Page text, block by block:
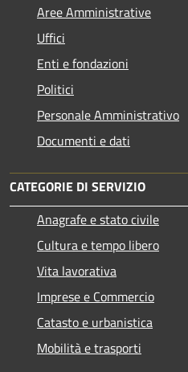
Aree Amministrative
Uffici
Enti e fondazioni
Politici
Personale Amministrativo
Documenti e dati
CATEGORIE DI SERVIZIO
Anagrafe e stato civile
Cultura e tempo libero
Vita lavorativa
Imprese e Commercio
Catasto e urbanistica
Mobilità e trasporti